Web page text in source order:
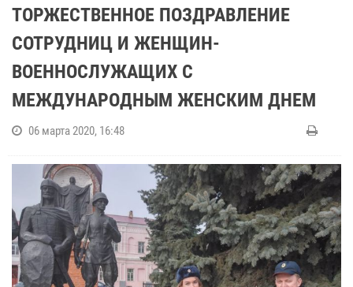
ТОРЖЕСТВЕННОЕ ПОЗДРАВЛЕНИЕ
СОТРУДНИЦ И ЖЕНЩИН-
ВОЕННОСЛУЖАЩИХ С
МЕЖДУНАРОДНЫМ ЖЕНСКИМ ДНЕМ
06 марта 2020, 16:48